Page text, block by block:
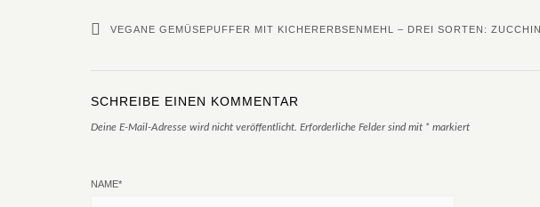
VEGANE GEMÜSEPUFFER MIT KICHERERBSENMEHL – DREI SORTEN:
SCHREIBE EINEN KOMMENTAR
Deine E-Mail-Adresse wird nicht veröffentlicht. Erforderliche Felder sind mit * markiert
NAME*